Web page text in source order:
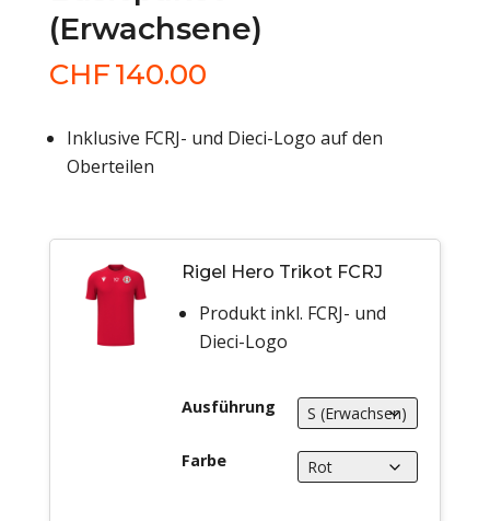
(Erwachsene)
CHF140.00
Inklusive FCRJ- und Dieci-Logo auf den
Oberteilen
Rigel Hero Trikot FCRJ
Produkt inkl. FCRJ- und
Dieci-Logo
Ausführung
Farbe